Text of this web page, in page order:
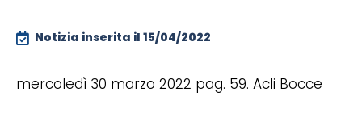
Notizia inserita il 15/04/2022
mercoledì 30 marzo 2022 pag. 59. Acli Bocce